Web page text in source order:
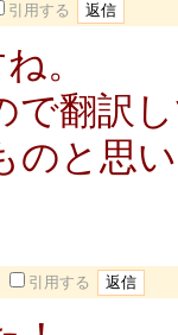
引用する
。
で翻訳
のと思
引用する